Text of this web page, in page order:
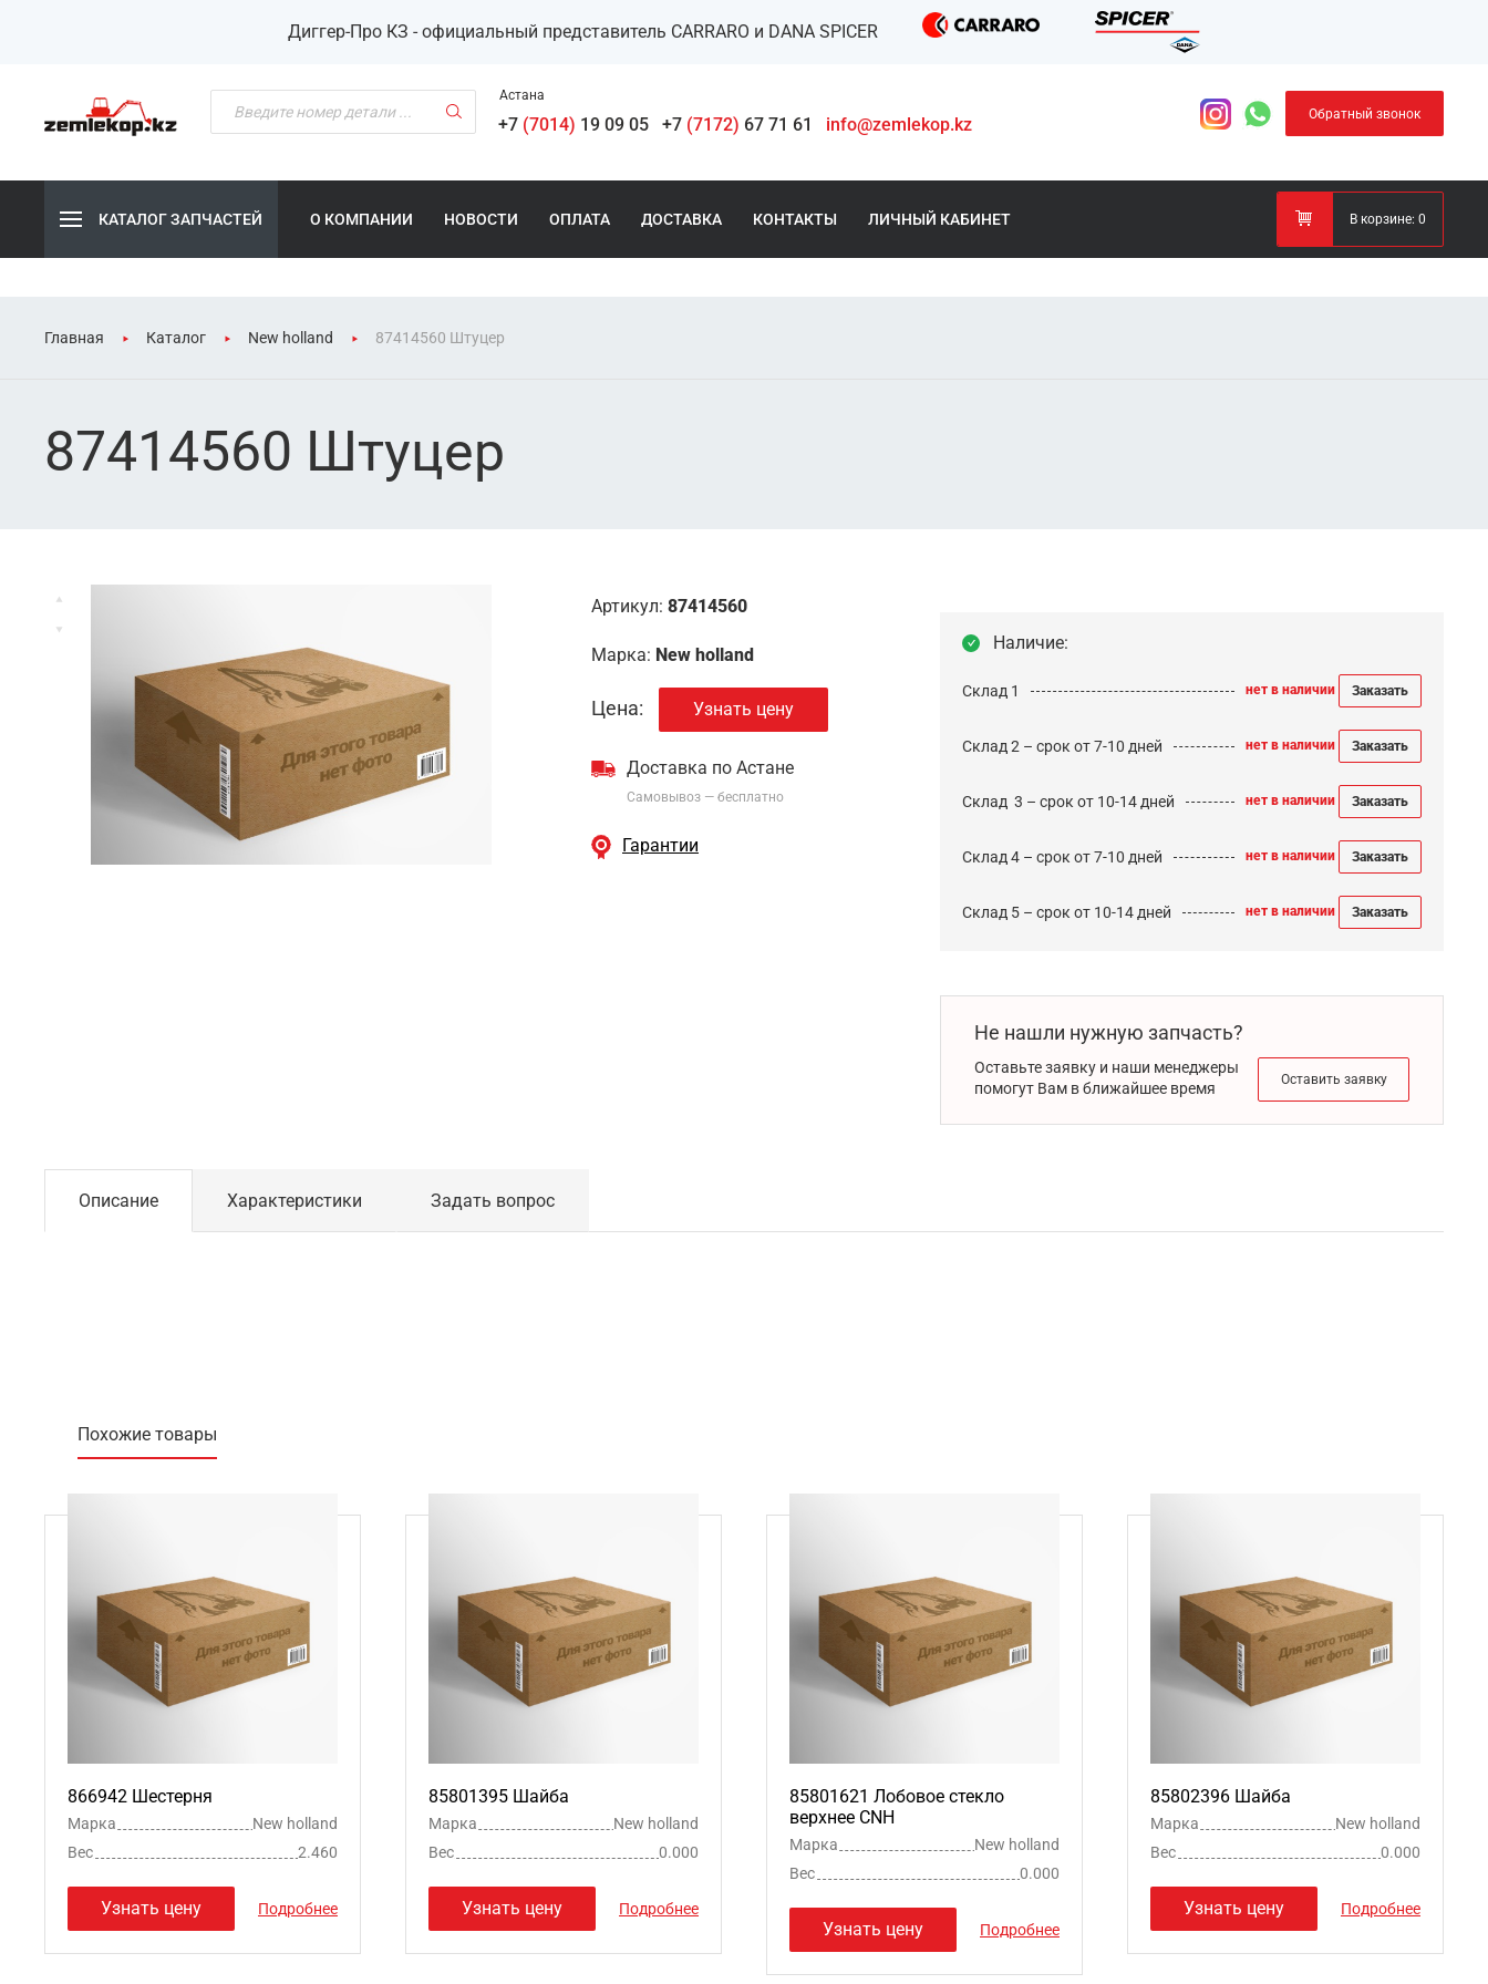
Диггер-Про КЗ - официальный представитель CARRARO и DANA SPICER
Астана
+7 (7014) 19 09 05 +7 (7172) 67 71 61 info@zemlekop.kz Обратный звонок
КАТАЛОГ ЗАПЧАСТЕЙ О КОМПАНИИ НОВОСТИ ОПЛАТА ДОСТАВКА КОНТАКТЫ ЛИЧНЫЙ КАБИНЕТ В корзине: 0
Главная Каталог New holland 87414560 Штуцер
87414560 Штуцер
Артикул: 87414560
Марка: New holland
Цена: Узнать цену
Доставка по Астане
Самовывоз — бесплатно
Гарантии
Наличие:
Склад 1 нет в наличии Заказать
Склад 2 – срок от 7-10 дней нет в наличии Заказать
Cклад 3 – срок от 10-14 дней нет в наличии Заказать
Склад 4 – срок от 7-10 дней нет в наличии Заказать
Склад 5 – срок от 10-14 дней нет в наличии Заказать
Не нашли нужную запчасть?
Оставьте заявку и наши менеджеры
помогут Вам в ближайшее время
Оставить заявку
Описание Характеристики Задать вопрос
Похожие товары
866942 Шестерня
Марка
New holland
Вес
2.460
Узнать цену Подробнее
85801395 Шайба
Марка
New holland
Вес
0.000
Узнать цену Подробнее
85801621 Лобовое стекло
верхнее CNH
Марка
New holland
Вес
0.000
Узнать цену Подробнее
85802396 Шайба
Марка
New holland
Вес
0.000
Узнать цену Подробнее